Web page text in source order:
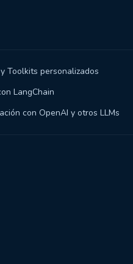
Toolkits personalizados
LangChain
con OpenAI y otros LLMs